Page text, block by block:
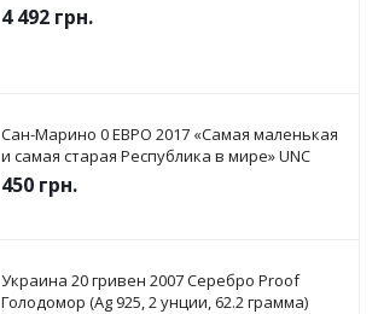
4 492 грн.
Сан-Марино 0 ЕВРО 2017 «Самая маленькая
и самая старая Республика в мире» UNC
450 грн.
Украина 20 гривен 2007 Серебро Proof
Голодомор (Ag 925, 2 унции, 62.2 грамма)